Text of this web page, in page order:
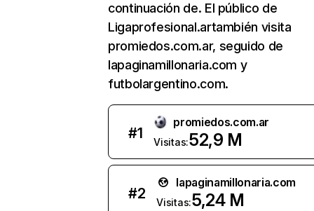
continuación de. El público de
Ligaprofesional.artambién visita
promiedos.com.ar, seguido de
lapaginamillonaria.com y
futbolargentino.com.
#1
promiedos.com.ar
Visitas:52,9 M
#2
lapaginamillonaria.com
Visitas:5,24 M